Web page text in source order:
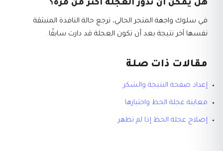
هل يمكن أن تدور العجلة أكثر من مرة؟
في سلوك واجهة المتجر الحالي، ترجع حالة النافذة المنبثقة
نفسها آخر نتيجة بعد أن تكون العجلة قد دارت سابقًا.
مقالات ذات صلة
إعداد صفحة النتيجة والشكر
معاينة عجلة الحظ واختبارها
إصلاح عجلة الحظ إذا لم تظهر